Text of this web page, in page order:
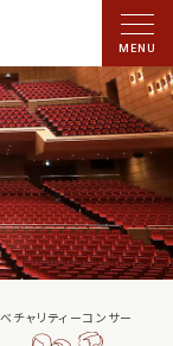
チャリティーコンサー